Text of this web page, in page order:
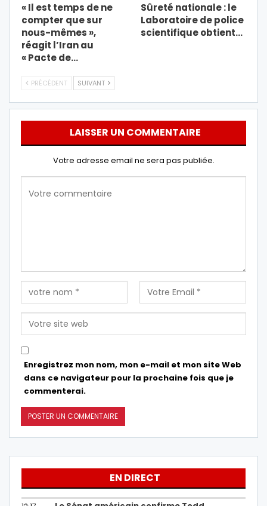
« Il est temps de ne
compter que sur
nous-mêmes »,
réagit l’Iran au
« Pacte de…
Sûreté nationale : le
Laboratoire de police
scientifique obtient…
PRÉCÉDENT SUIVANT
LAISSER UN COMMENTAIRE
Votre adresse email ne sera pas publiée.
Enregistrez mon nom, mon e-mail et mon site Web
dans ce navigateur pour la prochaine fois que je
commenterai.
EN DIRECT